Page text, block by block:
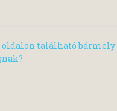
oldalon található